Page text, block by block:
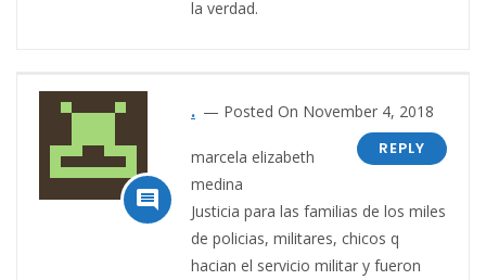
la verdad.

.
Posted On November 4, 2018
REPLY
marcela elizabeth
medina
Justicia para las familias de los miles
de policias, militares, chicos q
hacian el servicio militar y fueron